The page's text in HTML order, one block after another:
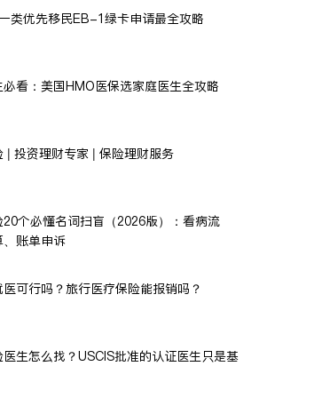
类优先移民EB-1绿卡申请最全攻略
看：美国HMO医保选家庭医生全攻略
| 投资理财专家 | 保险理财服务
个必懂名词扫盲（2026版）：看病流
账单申诉
可行吗？旅行医疗保险能报销吗？
生怎么找？USCIS批准的认证医生只是基